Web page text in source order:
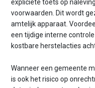
expliciete toets op
voorwaarden. Dit wordt
amtelijk apparaat.
een tijdige interne
kostbare herstelacties
Wanneer een gemeente
is ook het risico op